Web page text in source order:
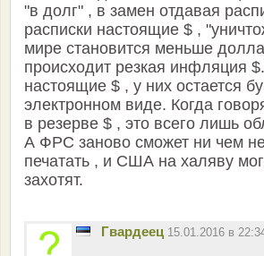
"в долг" , в замен отдавая
расписки настоящие $ ,
мире становится меньше
происходит резкая инфляция
настоящие $ , у них остается
электронном виде. Когда
в резерве $ , это всего лишь
А ФРС заново сможет ни чем
печатать , и США на халяву
захотят.
Гвардеец 15.01.2016 в